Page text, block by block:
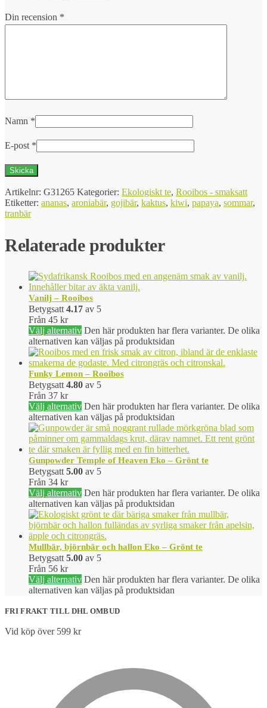
Din recension *
Namn *
E-post *
Artikelnr: G31265 Kategorier: Ekologiskt te, Rooibos - smaksatt
Etiketter: ananas, aroniabär, gojibär, kaktus, kiwi, papaya, sommar,
tranbär
Relaterade produkter
Vanilj – Rooibos
Betygsatt 4.17 av 5
Från 45 kr
Välj alternativ Den här produkten har flera varianter. De olika
alternativen kan väljas på produktsidan
Funky Lemon – Rooibos
Betygsatt 4.80 av 5
Från 37 kr
Välj alternativ Den här produkten har flera varianter. De olika
alternativen kan väljas på produktsidan
Gunpowder Temple of Heaven Eko – Grönt te
Betygsatt 5.00 av 5
Från 34 kr
Välj alternativ Den här produkten har flera varianter. De olika
alternativen kan väljas på produktsidan
Mullbär, björnbär och hallon Eko – Grönt te
Betygsatt 5.00 av 5
Från 56 kr
Välj alternativ Den här produkten har flera varianter. De olika
alternativen kan väljas på produktsidan
FRI FRAKT TILL DHL OMBUD
Vid köp över 599 kr